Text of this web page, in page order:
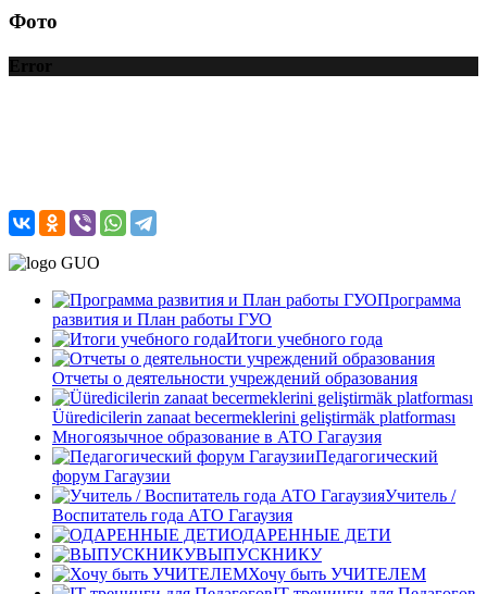
Фото
Error
Программа
развития и План работы ГУО
Итоги учебного года
Отчеты о деятельности учреждений образования
Üüredicilerin zanaat becermeklerini geliştirmäk platforması
Многоязычное образование в АТО Гагаузия
Педагогический
форум Гагаузии
Учитель /
Воспитатель года АТО Гагаузия
ОДАРЕННЫЕ ДЕТИ
ВЫПУСКНИКУ
Хочу быть УЧИТЕЛЕМ